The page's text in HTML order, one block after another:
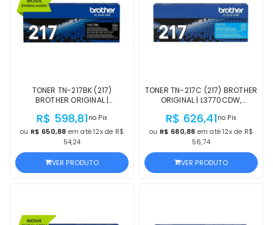
TONER TN-217BK (217)
BROTHER ORIGINAL |
L3710CW, L3270CDW,
L3230CDW, HL-L3210CW
PRETO | PRODUTO OFICIAL COM
NF E PROCEDÊNCIA
R$ 598,81no Pix
ou R$ 650,88 em até 12x de R$
54,24
VER PRODUTO
TONER TN-217C (217) BROTHER
ORIGINAL | L3770CDW,
L3270CDW, L3230CDW, HL-
L3210CW CIANO | PRODUTO
OFICIAL COM NF E
PROCEDÊNCIA
R$ 626,41no Pix
ou R$ 680,88 em até 12x de R$
56,74
VER PRODUTO